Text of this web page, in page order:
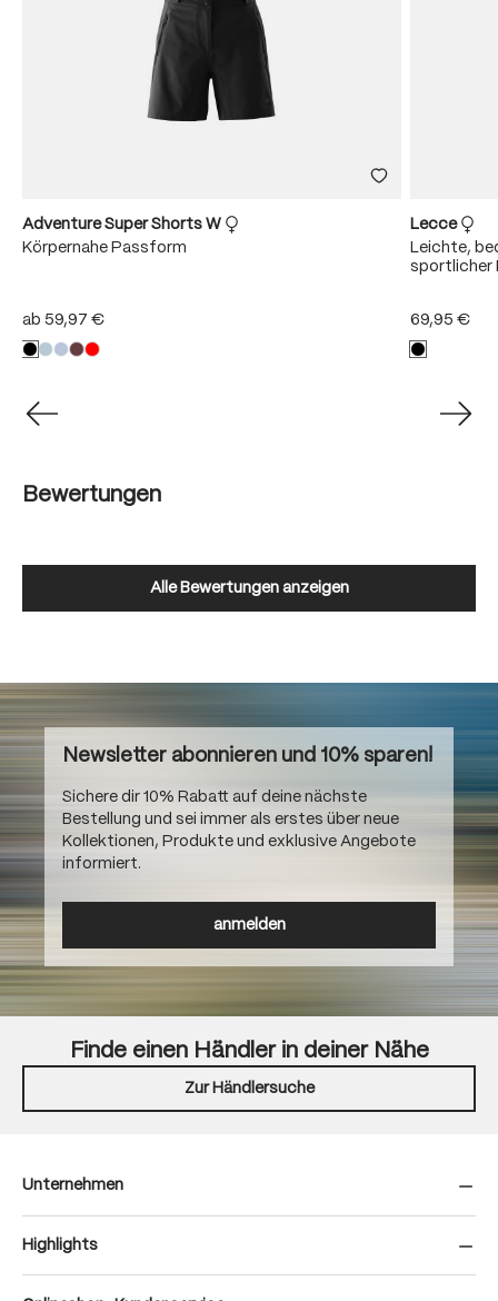
Adventure Super Shorts W
Körpernahe Passform
ab 59,97 €
Lecce
Leichte,
sportlicher
69,95 €
Bewertungen
Alle Bewertungen anzeigen
Newsletter abonnieren und 10% sparen!
Sichere dir 10% Rabatt auf deine nächste
Bestellung und sei immer als erstes über neue
Kollektionen, Produkte und exklusive Angebote
informiert.
anmelden
Finde einen Händler in deiner Nähe
Zur Händlersuche
Unternehmen
Highlights